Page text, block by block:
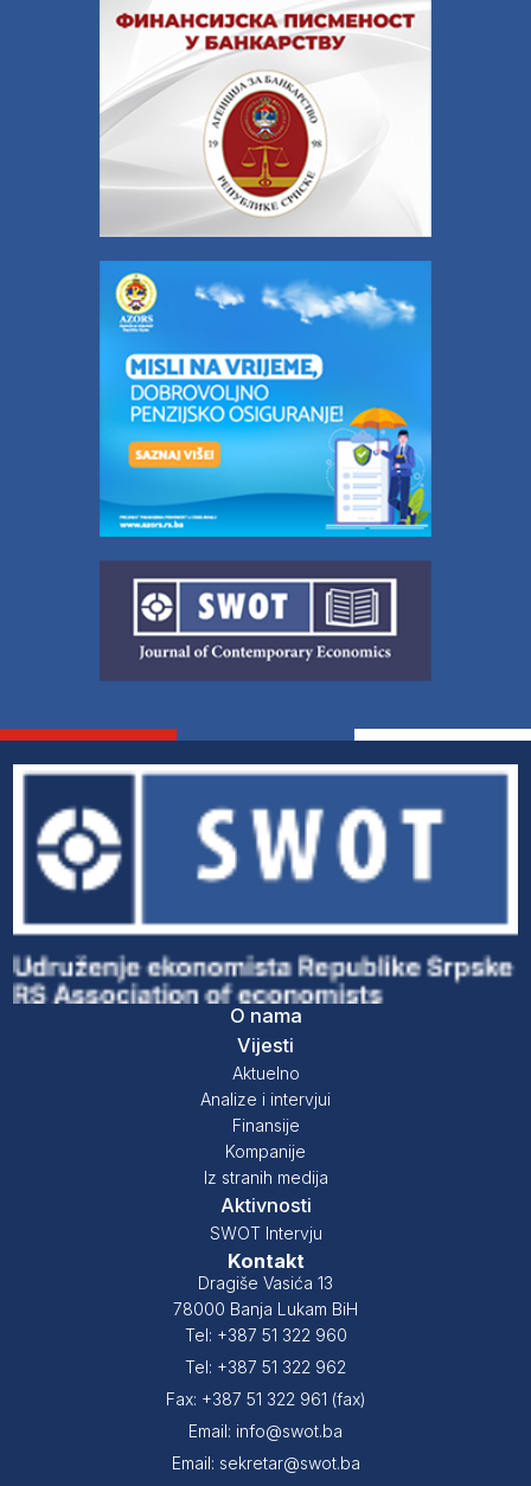
O nama
Vijesti
Aktuelno
Analize i intervjui
Finansije
Kompanije
Iz stranih medija
Aktivnosti
SWOT Intervju
Kontakt
Dragiše Vasića 13
78000 Banja Lukam BiH
Tel: +387 51 322 960
Tel: +387 51 322 962
Fax: +387 51 322 961 (fax)
Email: info@swot.ba
Email: sekretar@swot.ba